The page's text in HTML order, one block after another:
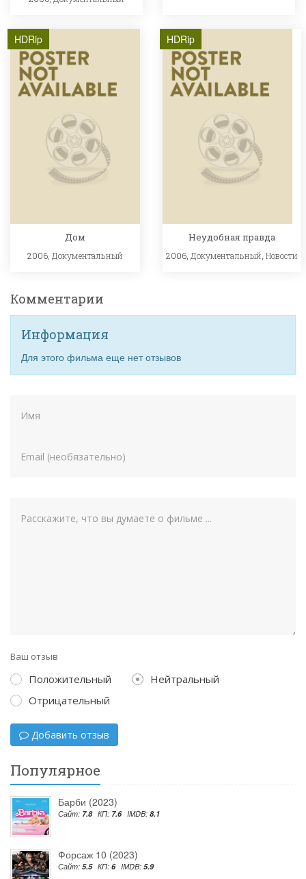
HDRip
Дом
2006, Документальный
HDRip
Неудобная правда
2006, Документальный ,Новости
Комментарии
Информация
Для этого фильма еще нет отзывов
Ваш отзыв
Положительный
Нейтральный
Отрицательный
Добавить отзыв
Популярное
Барби (2023)
Сайт: 7.8 КП: 7.6 IMDB: 8.1
Форсаж 10 (2023)
Сайт: 5.5 КП: 6 IMDB: 5.9